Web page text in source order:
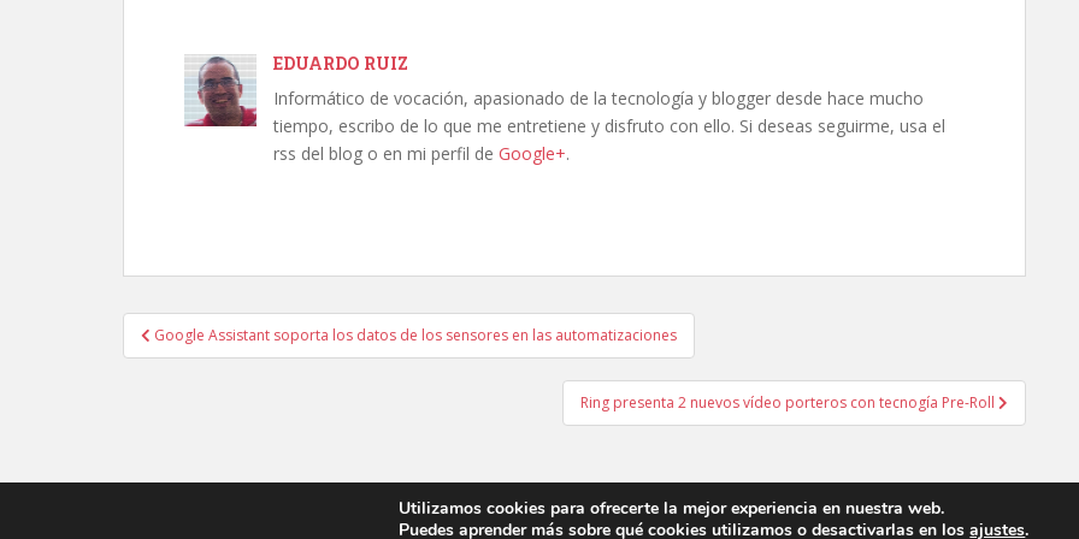
EDUARDO RUIZ
Informático de vocación, apasionado de la tecnología y blogger desde hace mucho
tiempo, escribo de lo que me entretiene y disfruto con ello. Si deseas seguirme, usa el
rss del blog o en mi perfil de Google+.
Navegación
de
Google Assistant soporta los datos de los sensores en las automatizaciones
Ring presenta 2 nuevos vídeo porteros con tecnogía Pre-Roll
Utilizamos cookies para ofrecerte la mejor experiencia en nuestra web.
Puedes aprender más sobre qué cookies utilizamos o desactivarlas en losajustes.